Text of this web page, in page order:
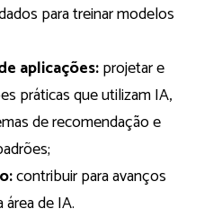
para treinar modelos
aplicações:projetar e
práticas que utilizam IA,
de recomendação e
contribuir para avanços
de IA.